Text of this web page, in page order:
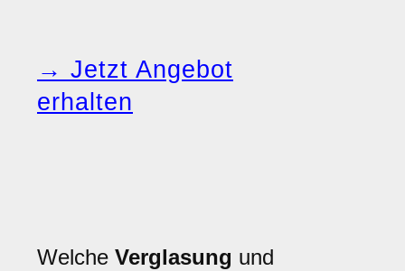
→ Jetzt Angebot
erhalten
Welche Verglasung und